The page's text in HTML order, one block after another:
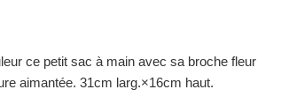
ce petit sac à main avec sa broche fleur
aimantée. 31cm larg.×16cm haut.